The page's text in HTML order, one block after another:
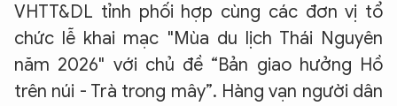
VHTT&DL tỉnh phối hợp cùng các đơn vị tổ
chức lễ khai mạc "Mùa du lịch Thái Nguyên
năm 2026" với chủ đề “Bản giao hưởng Hồ
trên núi - Trà trong mây”. Hàng vạn người dân